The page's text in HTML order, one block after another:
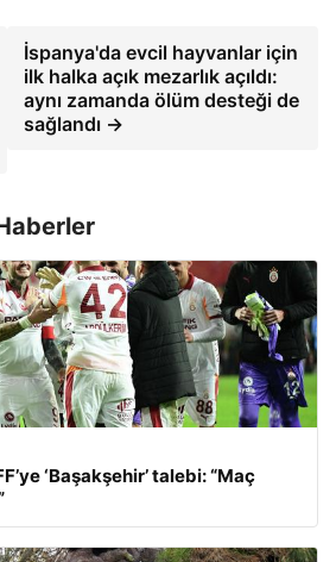
İspanya'da evcil hayvanlar için
ilk halka açık mezarlık açıldı:
aynı zamanda ölüm desteği de
sağlandı →
‘Başakşehir’ talebi: “Maç